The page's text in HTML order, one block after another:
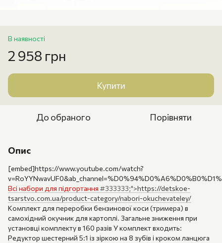
В наявності
2 958 грн
Купити
До обраного Порівняти
Опис
[embed]https://www.youtube.com/watch?
Всі набори для підгортання #333333;">https://detskoe-
tsarstvo.com.ua/product-category/nabori-okuchevateley/
Комплект для переробки бензинової коси (тримера) в
самохідний окучник для картоплі. Загальне зниження при
установці комплекту в 160 разів У комплект входить:
Редуктор шестерний 5:1 із зіркою на 8 зубів і кроком ланцюга